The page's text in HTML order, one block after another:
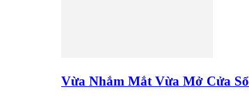
Vừa Nhắm Mắt Vừa Mở Cửa Sổ